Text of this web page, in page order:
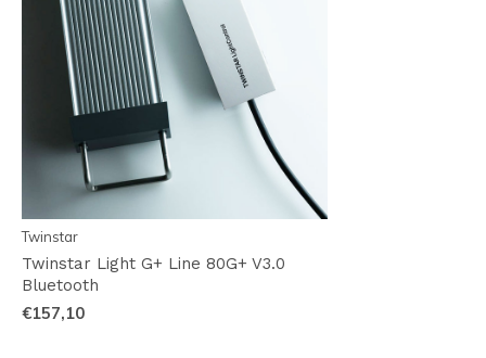
Twinstar
Twinstar Light G+ Line 80G+ V3.0
Bluetooth
€157,10